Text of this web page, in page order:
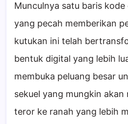
Munculnya satu baris kode
yang pecah memberikan
kutukan ini telah
bentuk digital yang lebih
membuka peluang besar
sekuel yang mungkin akan
teror ke ranah yang lebih